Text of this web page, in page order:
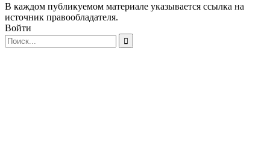
В каждом публикуемом материале указывается ссылка на
источник правообладателя.
Войти